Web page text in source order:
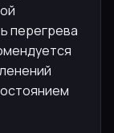
перегрева